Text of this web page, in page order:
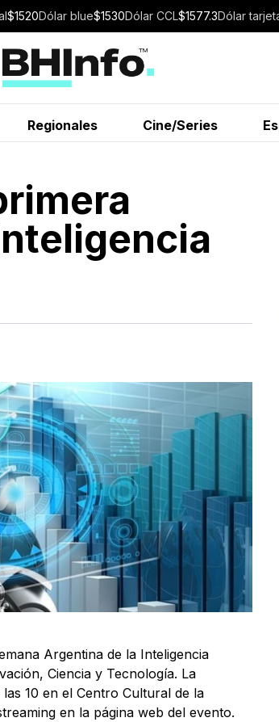
$1520Dólar blue$1530Dólar CCL$1577.3Dólar
Regionales Cine/Series
Argentina de la Inteligencia
Ciencia y Tecnología. La
10 en el Centro Cultural de la
en la página web del evento.